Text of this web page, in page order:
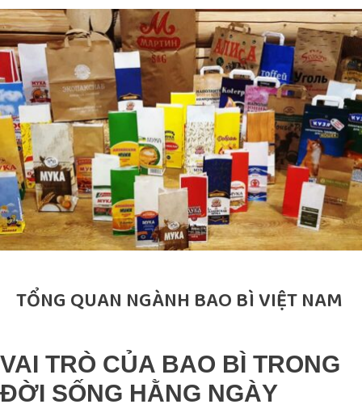
TỔNG QUAN NGÀNH BAO BÌ VIỆT NAM
VAI TRÒ CỦA BAO BÌ TRONG
ĐỜI SỐNG HẰNG NGÀY